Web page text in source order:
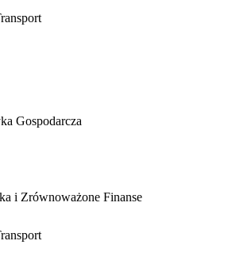
Gospodarcza
i Zrównoważone Finanse